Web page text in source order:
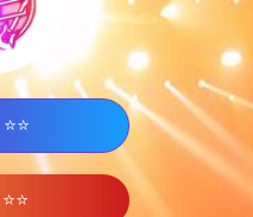
⭐⭐
⭐⭐